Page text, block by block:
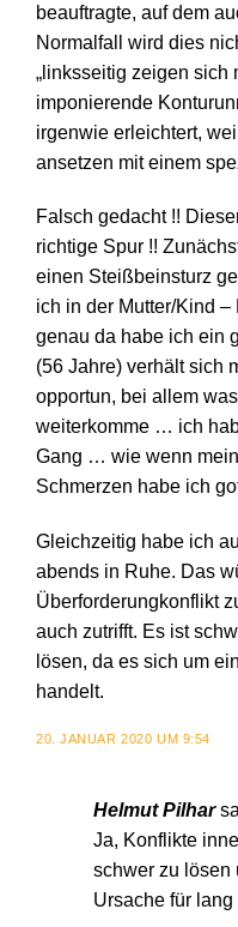
beauftragte, auf dem
Normalfall wird dies
„linksseitig zeigen sich
imponierende
irgenwie erleichtert,
ansetzen mit einem
Falsch gedacht !!
richtige Spur !!
einen Steißbeinsturz
ich in der Mutter/Kind
genau da habe ich ein
(56 Jahre) verhält sich
opportun, bei allem
weiterkomme … ich
Gang … wie wenn
Schmerzen habe ich
Gleichzeitig habe ich
abends in Ruhe. Das
Überforderungkonflikt
auch zutrifft. Es ist
lösen, da es sich um
handelt.
20. JANUAR 2020 UM 9:54
Helmut Pilhar
Ja, Konflikte
schwer zu lösen
Ursache für